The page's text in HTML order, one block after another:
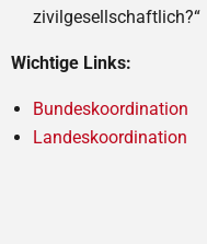
zivilgesellschaftlich?“
Wichtige Links:
Bundeskoordination
Landeskoordination